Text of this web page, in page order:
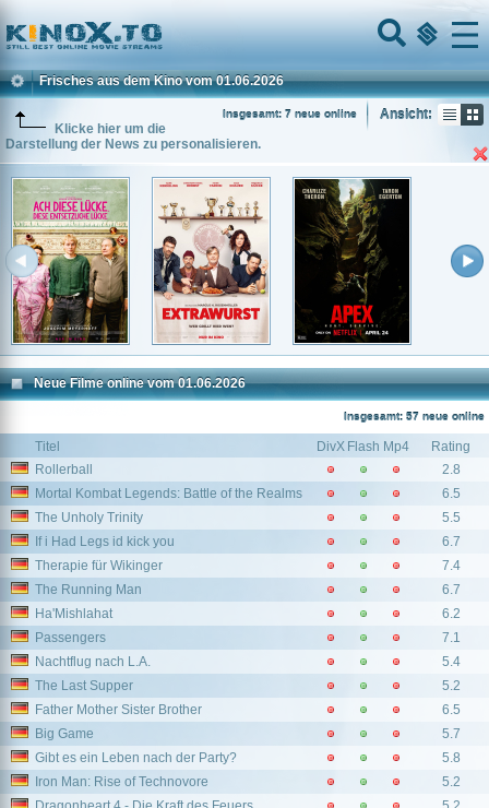
Home
Menu
Frisches aus dem Kino vom 01.06.2026
Ansicht:
Insgesamt: 7 neue online
Klicke hier um die
Darstellung der News zu personalisieren.
Neue Filme online vom 01.06.2026
Insgesamt: 57 neue online
Titel DivX Flash Mp4
Rating
Rollerball
2.8
Mortal Kombat Legends: Battle of the Realms
6.5
The Unholy Trinity
5.5
If i Had Legs id kick you
6.7
Therapie für Wikinger
7.4
The Running Man
6.7
Ha'Mishlahat
6.2
Passengers
7.1
Nachtflug nach L.A.
5.4
The Last Supper
5.2
Father Mother Sister Brother
6.5
Big Game
5.7
Gibt es ein Leben nach der Party?
5.8
Iron Man: Rise of Technovore
5.2